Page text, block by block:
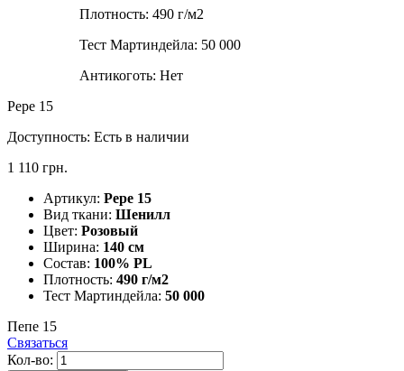
Плотность: 490 г/м2
Тест Мартиндейла: 50 000
Антикоготь: Нет
Pepe 15
Доступность: Есть в наличии
1 110 грн.
Артикул: Pepe 15
Вид ткани: Шенилл
Цвет: Розовый
Ширина: 140 см
Состав: 100% PL
Плотность: 490 г/м2
Тест Мартиндейла: 50 000
Пепе 15
Связаться
Кол-во: